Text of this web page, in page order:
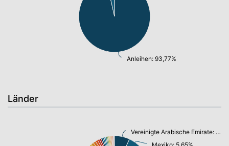
Anleihen: 93,77%
Länder
Vereinigte Arabische Emirate: 6,71%